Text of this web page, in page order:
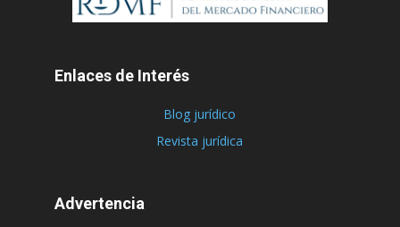
Enlaces de Interés
Blog jurídico
Revista jurídica
Advertencia